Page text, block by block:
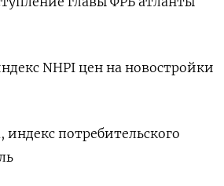
NHPI цен на новостройки
индекс потребительского